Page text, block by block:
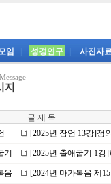
임 성경연구 사진자
지
글 제 목
[2025년 잠언 13강]정
기 [2025년 출애굽기 1
음 [2024년 마가복음 제